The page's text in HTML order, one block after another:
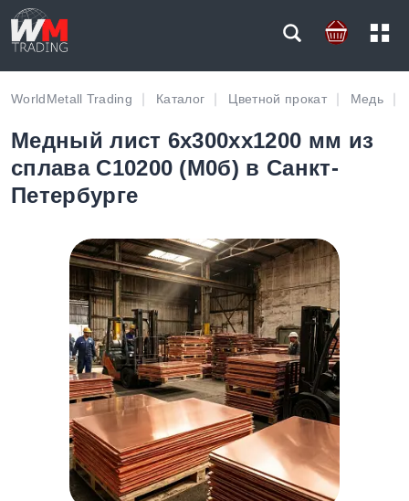
WorldMetall Trading Каталог Цветной прокат Медь
Медный лист 6х300хх1200 мм из
сплава C10200 (М0б) в Санкт-
Петербурге